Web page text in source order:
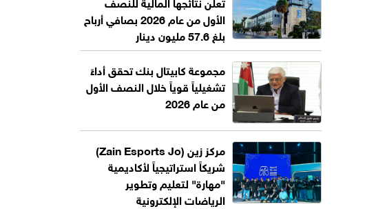
الأول من عام 2026 بصافي أرباح
بلغ 57.6 مليون دينار
مجموعة كابيتال بنك تحقق أداءً
تشغيلياً قوياً خلال النصف الأول
من عام 2026
مركز زين (Zain Esports Jo)
شريكاً استراتيجياً لأكاديمية
"مهارة" لتعليم وتطوير
الرياضات الإلكترونية